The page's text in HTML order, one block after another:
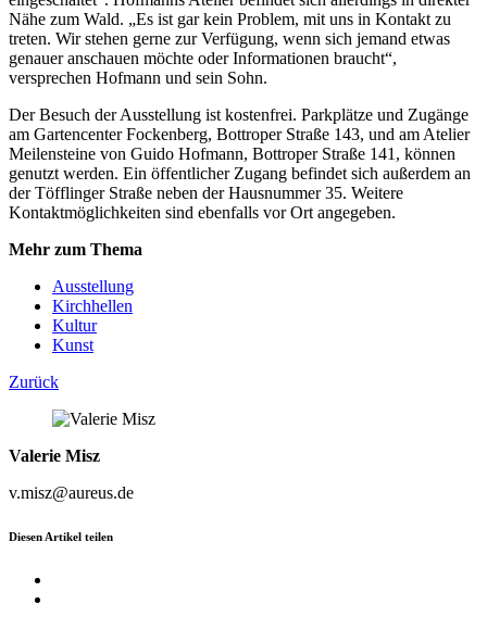
Nähe zum Wald. „Es ist gar kein Problem, mit uns in Kontakt zu
treten. Wir stehen gerne zur Verfügung, wenn sich jemand etwas
genauer anschauen möchte oder Informationen braucht“,
versprechen Hofmann und sein Sohn.
Der Besuch der Ausstellung ist kostenfrei. Parkplätze und Zugänge
am Gartencenter Fockenberg, Bottroper Straße 143, und am Atelier
Meilensteine von Guido Hofmann, Bottroper Straße 141, können
genutzt werden. Ein öffentlicher Zugang befindet sich außerdem an
der Töfflinger Straße neben der Hausnummer 35. Weitere
Kontaktmöglichkeiten sind ebenfalls vor Ort angegeben.
Mehr zum Thema
Ausstellung
Kirchhellen
Kultur
Kunst
Zurück
Valerie Misz
v.misz@aureus.de
Diesen Artikel teilen